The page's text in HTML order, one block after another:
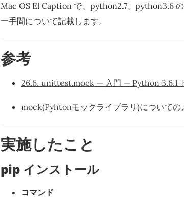
Mac OS El Caption で、python2.7、python3.6
一手間について記載します。
参考
26.6. unittest.mock — 入門 — Python 3.6.1
mock(Pyhtonモックライブラリ)について
実施したこと
pip インストール
コマンド